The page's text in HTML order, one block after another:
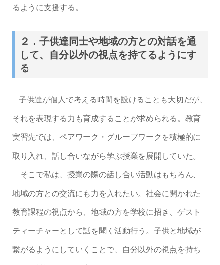
るように支援する。
２．子供達同士や地域の方との対話を通
して、自分以外の視点を持てるようにす
る
子供達が個人で考える時間を設けることも大切だが、
それを表現する力も育成することが求められる。教育
実習先では、ペアワーク・グループワークを積極的に
取り入れ、話し合いながら学ぶ授業を展開していた。
そこで私は、授業の際の話し合い活動はもちろん、
地域の方との交流にも力を入れたい。社会に開かれた
教育課程の視点から、地域の方を学校に招き、ゲスト
ティーチャーとして話を聞く活動行う。子供と地域が
繋がるようにしていくことで、自分以外の視点を持ち